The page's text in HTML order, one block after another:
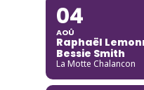
04
AOÛ
Raphaël
Bessie Smith
La Motte Chalancon